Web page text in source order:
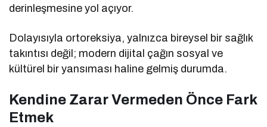
derinleşmesine yol açıyor.
Dolayısıyla ortoreksiya, yalnızca bireysel bir sağlık
takıntısı değil; modern dijital çağın sosyal ve
kültürel bir yansıması haline gelmiş durumda.
Kendine Zarar Vermeden Önce Fark
Etmek